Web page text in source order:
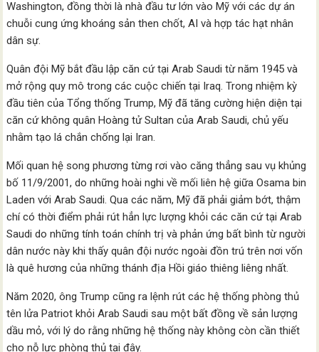
Washington, đồng thời là nhà đầu tư lớn vào Mỹ với các dự án
chuỗi cung ứng khoáng sản then chốt, AI và hợp tác hạt nhân
dân sự.
Quân đội Mỹ bắt đầu lập căn cứ tại Arab Saudi từ năm 1945 và
mở rộng quy mô trong các cuộc chiến tại Iraq. Trong nhiệm kỳ
đầu tiên của Tổng thống Trump, Mỹ đã tăng cường hiện diện tại
căn cứ không quân Hoàng tử Sultan của Arab Saudi, chủ yếu
nhằm tạo lá chắn chống lại Iran.
Mối quan hệ song phương từng rơi vào căng thẳng sau vụ khủng
bố 11/9/2001, do những hoài nghi về mối liên hệ giữa Osama bin
Laden với Arab Saudi. Qua các năm, Mỹ đã phải giảm bớt, thậm
chí có thời điểm phải rút hẳn lực lượng khỏi các căn cứ tại Arab
Saudi do những tính toán chính trị và phản ứng bất bình từ người
dân nước này khi thấy quân đội nước ngoài đồn trú trên nơi vốn
là quê hương của những thánh địa Hồi giáo thiêng liêng nhất.
Năm 2020, ông Trump cũng ra lệnh rút các hệ thống phòng thủ
tên lửa Patriot khỏi Arab Saudi sau một bất đồng về sản lượng
dầu mỏ, với lý do rằng những hệ thống này không còn cần thiết
cho nỗ lực phòng thủ tại đây.